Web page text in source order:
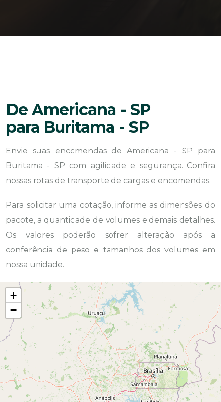
De Americana - SP
para Buritama - SP
Envie suas encomendas de Americana - SP para
Buritama - SP com agilidade e segurança. Confira
nossas rotas de transporte de cargas e encomendas.
Para solicitar uma cotação, informe as dimensões do
pacote, a quantidade de volumes e demais detalhes.
Os valores poderão sofrer alteração após a
conferência de peso e tamanhos dos volumes em
nossa unidade.
+
−